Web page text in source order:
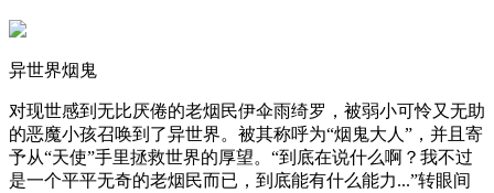
异世界烟鬼
对现世感到无比厌倦的老烟民伊伞雨绮罗，被弱小可怜又无助
的恶魔小孩召唤到了异世界。被其称呼为“烟鬼大人”，并且寄
予从“天使”手里拯救世界的厚望。“到底在说什么啊？我不过
是一个平平无奇的老烟民而已，到底能有什么能力...”转眼间